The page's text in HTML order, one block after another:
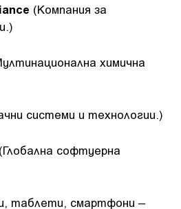
(Компания за
химична
системи и технологии.)
(Глобална софтуерна
таблети, смартфони –